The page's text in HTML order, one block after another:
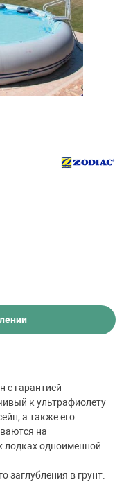
бассейнов
Запчасти,
аксессуары
Тепловые
Гейзеры
Запчасти и
Запчасти,
аксессуары
Зонты и
Комплекты
Пульты
мощности
Инфракрасные
с гарантией
к ультрафиолету
а также его
на
лодках одноименной
заглубления в грунт.